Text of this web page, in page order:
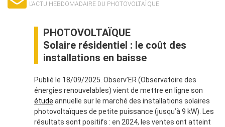
L’ACTU HEBDOMADAIRE DU PHOTOVOLTAÏQUE
PHOTOVOLTAÏQUE
Solaire résidentiel : le coût des
installations en baisse
Publié le 18/09/2025. Observ’ER (Observatoire des
énergies renouvelables) vient de mettre en ligne son
étude annuelle sur le marché des installations solaires
photovoltaïques de petite puissance (jusqu’à 9 kW). Les
résultats sont positifs : en 2024, les ventes ont atteint